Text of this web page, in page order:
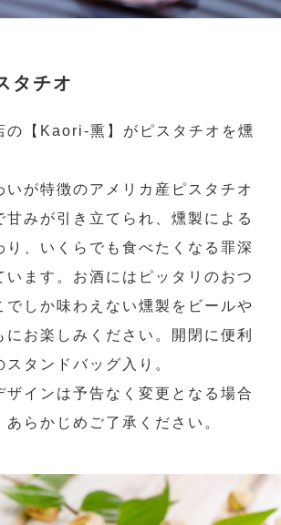
タチオ
の【Kaori-熏】がピスタチオを燻
いが特徴のアメリカ産ピスタチオ
甘みが引き立てられ、燻製による
り、いくらでも食べたくなる罪深
います。お酒にはピッタリのおつ
でしか味わえない燻製をビールや
にお楽しみください。開閉に便利
タンドバッグ入り。
インは予告なく変更となる場合
あらかじめご了承ください。